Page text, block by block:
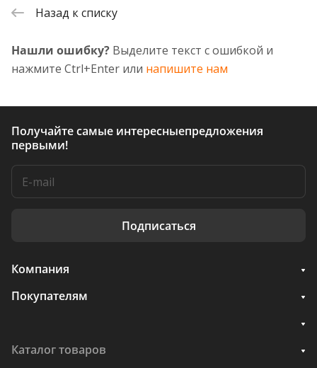
Назад к списку
Нашли ошибку? Выделите текст с ошибкой и
нажмите Ctrl+Enter или напишите нам
Получайте самые интересныепредложения
первыми!
Подписаться
Компания
Покупателям
Каталог товаров